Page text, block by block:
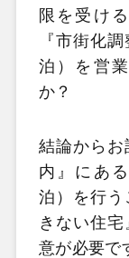
限を受け
『市街化
泊）を営
か？
結論から
内』にあ
泊）を行
きない住
意が必要で